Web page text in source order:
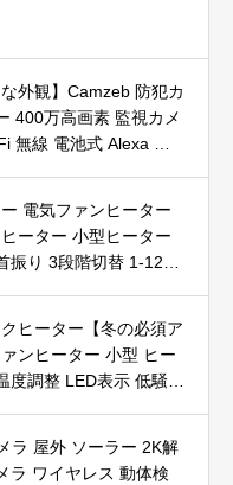
な外観】Camzeb 防犯カ
400万高画素 監視カメ
無線 電池式 Alexa 赤
操作
電気ファンヒーター
ーター 小型ヒーター
振り 3段階切替 1-12時
ヒーター【冬の必須ア
ンヒーター 小型 ヒー
度調整 LED表示 低騒音
【リモコン付き】 持
ラ 屋外 ソーラー 2K解
ラ ワイヤレス 動体検